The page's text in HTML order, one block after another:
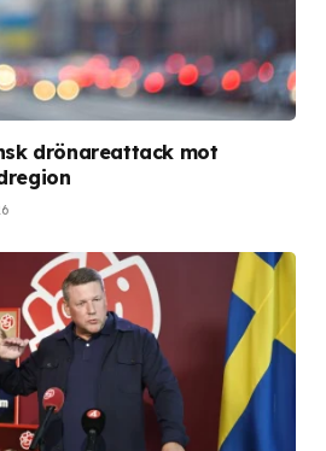
drönareattack mot